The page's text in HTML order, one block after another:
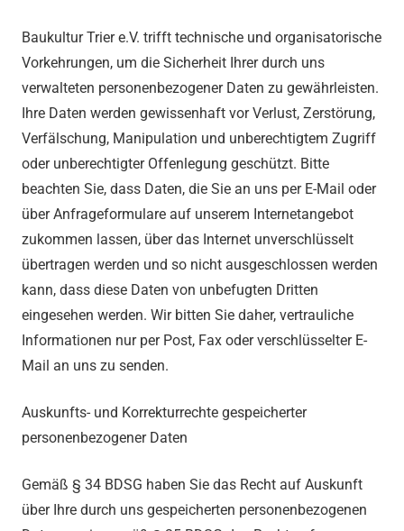
Baukultur Trier e.V. trifft technische und organisatorische
Vorkehrungen, um die Sicherheit Ihrer durch uns
verwalteten personenbezogener Daten zu gewährleisten.
Ihre Daten werden gewissenhaft vor Verlust, Zerstörung,
Verfälschung, Manipulation und unberechtigtem Zugriff
oder unberechtigter Offenlegung geschützt. Bitte
beachten Sie, dass Daten, die Sie an uns per E-Mail oder
über Anfrageformulare auf unserem Internetangebot
zukommen lassen, über das Internet unverschlüsselt
übertragen werden und so nicht ausgeschlossen werden
kann, dass diese Daten von unbefugten Dritten
eingesehen werden. Wir bitten Sie daher, vertrauliche
Informationen nur per Post, Fax oder verschlüsselter E-
Mail an uns zu senden.
Auskunfts- und Korrekturrechte gespeicherter
personenbezogener Daten
Gemäß § 34 BDSG haben Sie das Recht auf Auskunft
über Ihre durch uns gespeicherten personenbezogenen